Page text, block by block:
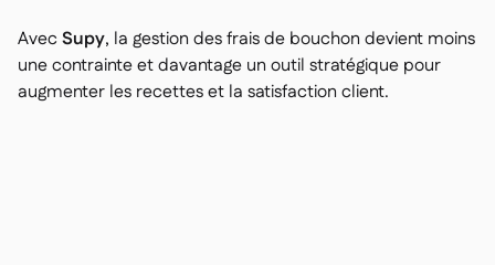
AvecSupy, la gestion des frais de bouchon devient moins
une contrainte et davantage un outil stratégique pour
augmenter les recettes et la satisfaction client.